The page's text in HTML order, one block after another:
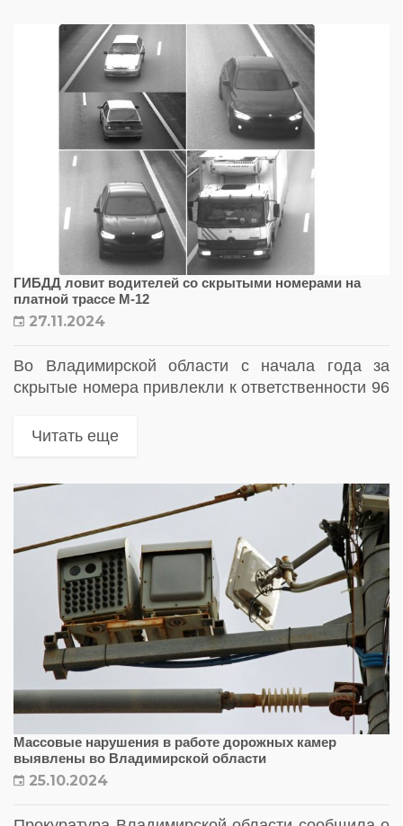
ГИБДД ловит водителей со скрытыми номерами на
платной трассе М-12
27.11.2024
Во Владимирской области с начала года за
скрытые номера привлекли к ответственности 96
Читать еще
Массовые нарушения в работе дорожных камер
выявлены во Владимирской области
25.10.2024